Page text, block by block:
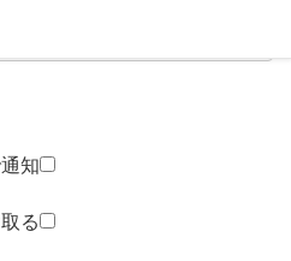
知
る